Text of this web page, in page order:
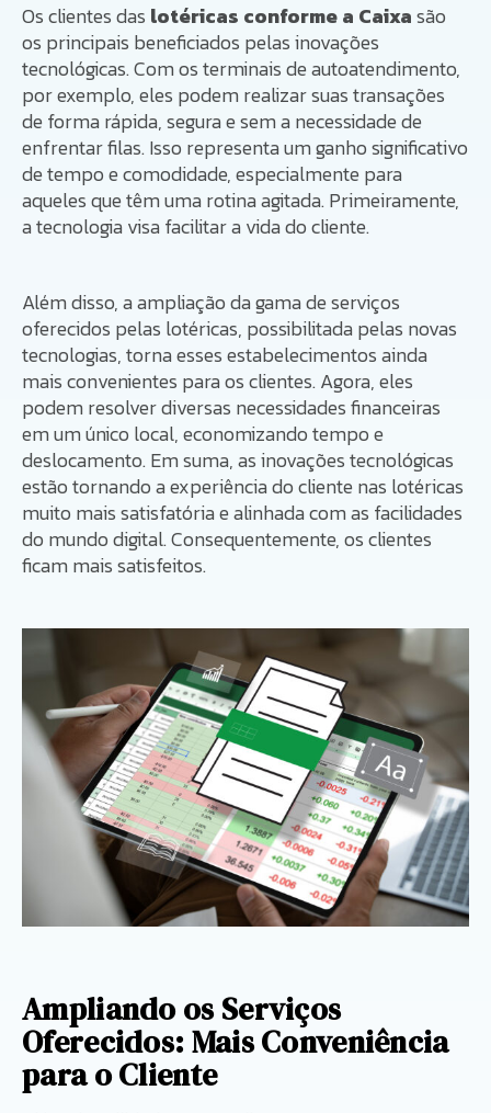
Os clientes das lotéricas conforme a Caixasão
os principais beneficiados pelas inovações
tecnológicas. Com os terminais de autoatendimento,
por exemplo, eles podem realizar suas transações
de forma rápida, segura e sem a necessidade de
enfrentar filas. Isso representa um ganho significativo
de tempo e comodidade, especialmente para
aqueles que têm uma rotina agitada. Primeiramente,
a tecnologia visa facilitar a vida do cliente.
Além disso, a ampliação da gama de serviços
oferecidos pelas lotéricas, possibilitada pelas novas
tecnologias, torna esses estabelecimentos ainda
mais convenientes para os clientes. Agora, eles
podem resolver diversas necessidades financeiras
em um único local, economizando tempo e
deslocamento. Em suma, as inovações tecnológicas
estão tornando a experiência do cliente nas lotéricas
muito mais satisfatória e alinhada com as facilidades
do mundo digital. Consequentemente, os clientes
ficam mais satisfeitos.
Ampliando os Serviços
Oferecidos: Mais Conveniência
para o Cliente